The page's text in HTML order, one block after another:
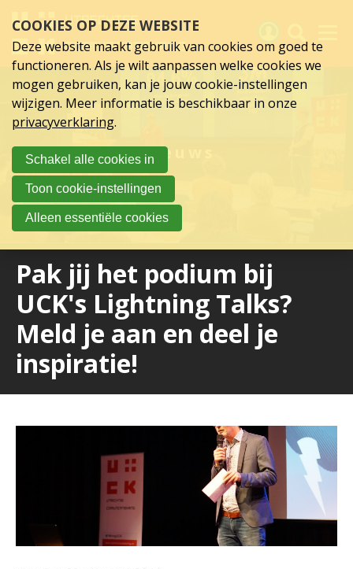
links
over
Spring
hoofd
inhoud
Spring
naar
hoofdnavigatie
Nieuws
Pak jij het podium bij
UCK's Lightning Talks?
Meld je aan en deel je
inspiratie!
Activiteiten
Nieuws
Verslagen
Sluit je aan
Over UCK
COOKIES OP DEZE WEBSITE
Deze website maakt gebruik van cookies om goed te
functioneren. Als je wilt aanpassen welke cookies we
mogen gebruiken, kan je jouw cookie-instellingen
wijzigen. Meer informatie is beschikbaar in onze
privacyverklaring.
Schakel alle cookies in
Toon cookie-instellingen
Alleen essentiële cookies